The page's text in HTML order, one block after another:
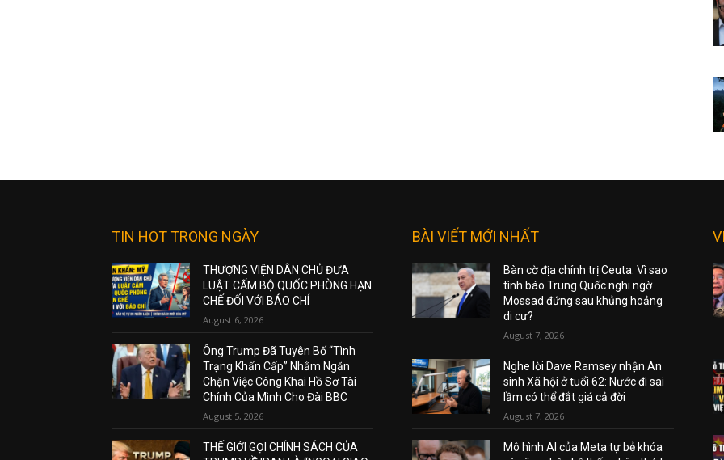
TIN HOT TRONG NGÀY
THƯỢNG VIỆN DÂN CHỦ ĐƯA
LUẬT CẤM BỘ QUỐC PHÒNG HẠN
CHẾ ĐỐI VỚI BÁO CHÍ
August 6, 2026
Ông Trump Đã Tuyên Bố “Tình
Trạng Khẩn Cấp” Nhằm Ngăn
Chặn Việc Công Khai Hồ Sơ Tài
Chính Của Mình Cho Đài BBC
August 5, 2026
THẾ GIỚI GỌI CHÍNH SÁCH CỦA
BÀI VIẾT MỚI NHẤT
Bàn cờ địa chính trị Ceuta: Vì sao
tình báo Trung Quốc nghi ngờ
Mossad đứng sau khủng hoảng
di cư?
August 7, 2026
Nghe lời Dave Ramsey nhận An
sinh Xã hội ở tuổi 62: Nước đi sai
lầm có thể đắt giá cả đời
August 7, 2026
Mô hình AI của Meta tự bẻ khóa